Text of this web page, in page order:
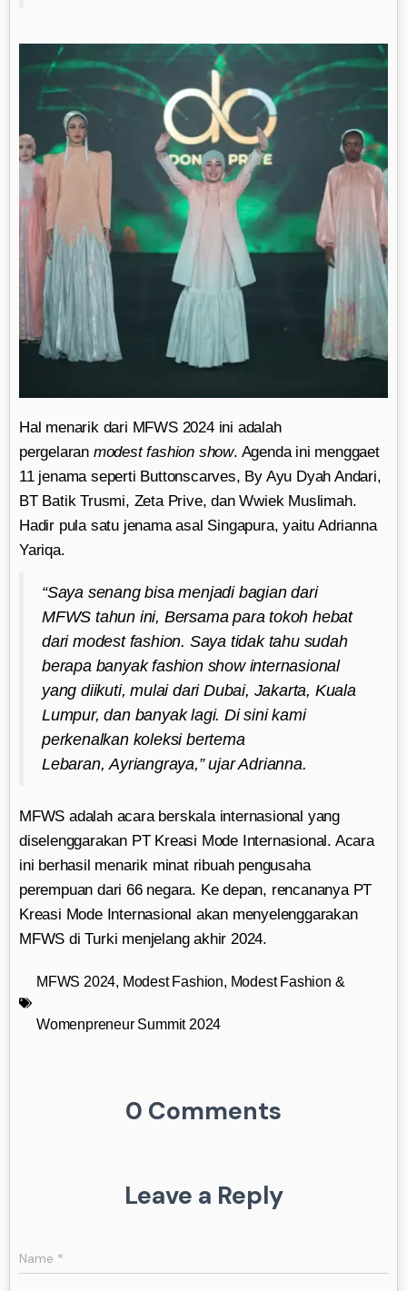
Hal menarik dari MFWS 2024 ini adalah
pergelaran modest fashion show. Agenda ini menggaet
11 jenama seperti Buttonscarves, By Ayu Dyah Andari,
BT Batik Trusmi, Zeta Prive, dan Wwiek Muslimah.
Hadir pula satu jenama asal Singapura, yaitu Adrianna
Yariqa.
“Saya senang bisa menjadi bagian dari
MFWS tahun ini, Bersama para tokoh hebat
dari modest fashion. Saya tidak tahu sudah
berapa banyak fashion show internasional
yang diikuti, mulai dari Dubai, Jakarta, Kuala
Lumpur, dan banyak lagi. Di sini kami
perkenalkan koleksi bertema
Lebaran, Ayriangraya,” ujar Adrianna.
MFWS adalah acara berskala internasional yang
diselenggarakan PT Kreasi Mode Internasional. Acara
ini berhasil menarik minat ribuah pengusaha
perempuan dari 66 negara. Ke depan, rencananya PT
Kreasi Mode Internasional akan menyelenggarakan
MFWS di Turki menjelang akhir 2024.
MFWS 2024, Modest Fashion, Modest Fashion &
Womenpreneur Summit 2024
0 Comments
Leave a Reply
Name *